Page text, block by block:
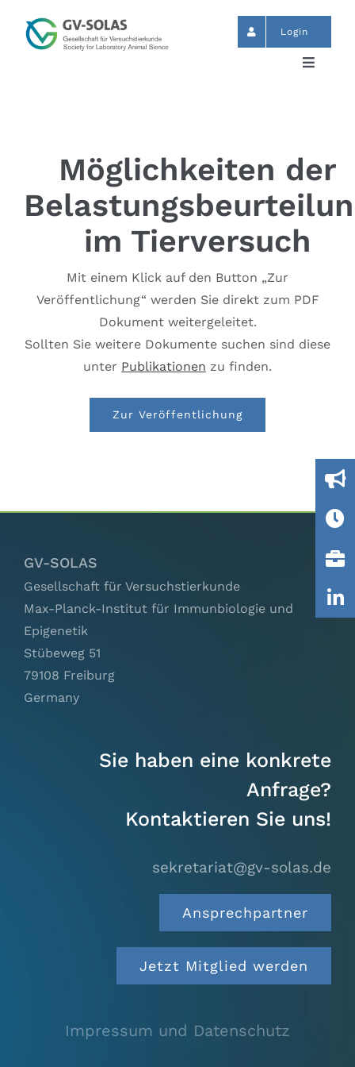
Inhalt
springen
Login
Toggle
Termine
Publikationen
Ausschüsse
Möglichkeiten der
im Tierversuch
Mit einem Klick auf den Button „Zur
Veröffentlichung“ werden Sie direkt zum PDF
Dokument weitergeleitet.
Sollten Sie weitere Dokumente suchen sind diese
unter Publikationen zu finden.
Zur Veröffentlichung
GV-SOLAS
Gesellschaft für Versuchstierkunde
Max-Planck-Institut für Immunbiologie und
Epigenetik
Stübeweg 51
79108 Freiburg
Germany
Sie haben eine konkrete
Anfrage?
Kontaktieren Sie uns!
sekretariat@gv-solas.de
Ansprechpartner
Jetzt Mitglied werden
Impressum und Datenschutz